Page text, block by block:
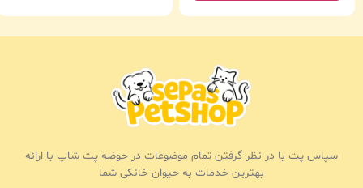
سپاس پت با در نظر گرفتن تمام موضوعات در حوضه پت شاپ با ارائه
بهترین خدمات به حیوان خانکی شما